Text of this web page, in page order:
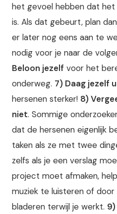
het gevoel hebben dat
is. Als dat gebeurt, plan
er later nog eens aan te
nodig voor je naar de
Beloon jezelf voor het
onderweg. 7) Daag jezelf
hersenen sterker! 8)
niet. Sommige
dat de hersenen eigenlijk
taken als ze met twee
zelfs als je een verslag
project moet afmaken,
muziek te luisteren of
bladeren terwijl je werkt.